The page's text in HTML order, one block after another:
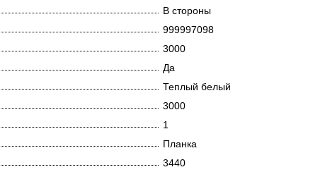
В стороны
999997098
3000
Да
Теплый белый
3000
1
Планка
3440